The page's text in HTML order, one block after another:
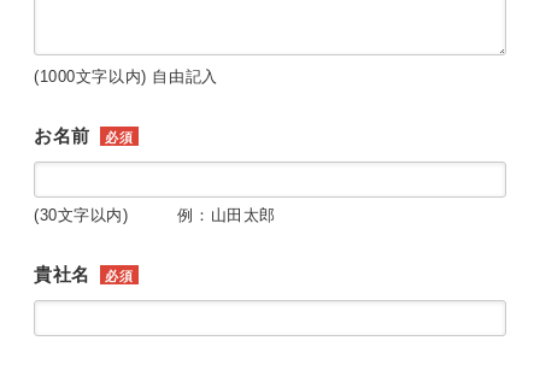
(1000文字以内) 自由記入
お名前 必須
(30文字以内) 例：山田太郎
貴社名 必須